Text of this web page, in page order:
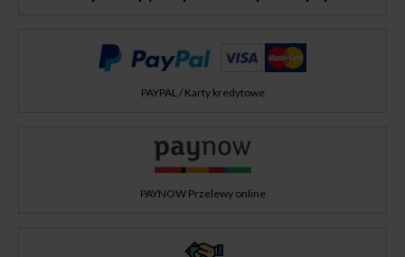
PAYPAL / Karty kredytowe
PAYNOW Przelewy online